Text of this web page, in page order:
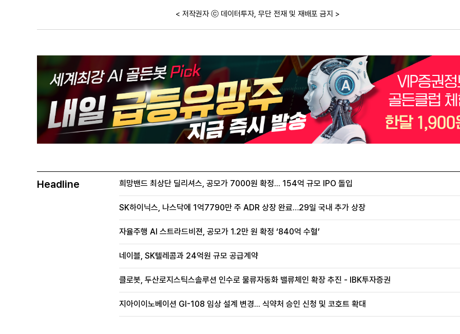
< 저작권자 ⓒ 데이터투자, 무단 전재 및 재배포 금지 >
Headline 희망밴드 최상단 딜리셔스, 공모가 7000원 확정... 154억 규모 IPO 돌입
SK하이닉스, 나스닥에 1억7790만 주 ADR 상장 완료…29일 국내 추가 상장
자율주행 AI 스트라드비젼, 공모가 1.2만 원 확정 ‘840억 수혈’
네이블, SK텔레콤과 24억원 규모 공급계약
클로봇, 두산로지스틱스솔루션 인수로 물류자동화 밸류체인 확장 추진 - IBK투자증권
지아이이노베이션 GI-108 임상 설계 변경... 식약처 승인 신청 및 코호트 확대